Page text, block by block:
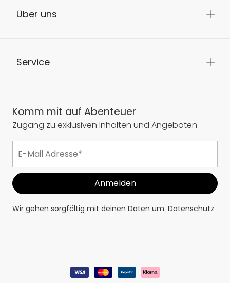
Über uns
Service
Komm mit auf Abenteuer
Zugang zu exklusiven Inhalten und Angeboten
Wir gehen sorgfältig mit deinen Daten um. Datenschutz